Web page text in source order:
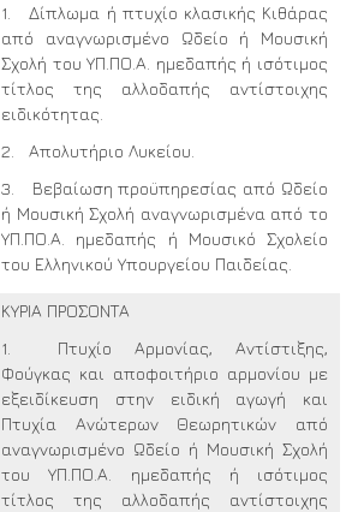
1. Δίπλωμα ή πτυχίο κλασικής Κιθάρας
από αναγνωρισμένο Ωδείο ή Μουσική
Σχολή του ΥΠ.ΠΟ.Α. ημεδαπής ή ισότιμος
τίτλος της αλλοδαπής αντίστοιχης
ειδικότητας.
2. Απολυτήριο Λυκείου.
3. Βεβαίωση προϋπηρεσίας από Ωδείο
ή Μουσική Σχολή αναγνωρισμένα από το
ΥΠ.ΠΟ.Α. ημεδαπής ή Μουσικό Σχολείο
του Ελληνικού Υπουργείου Παιδείας.
ΚΥΡΙΑ ΠΡΟΣΟΝΤΑ
1. Πτυχίο Αρμονίας, Αντίστιξης,
Φούγκας και αποφοιτήριο αρμονίου με
εξειδίκευση στην ειδική αγωγή και
Πτυχία Ανώτερων Θεωρητικών από
αναγνωρισμένο Ωδείο ή Μουσική Σχολή
του ΥΠ.ΠΟ.Α. ημεδαπής ή ισότιμος
τίτλος της αλλοδαπής αντίστοιχης